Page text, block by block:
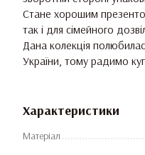
Стане хорошим
так і для сімейного
Дана колекція
України, тому радимо
Характеристики
Матеріал